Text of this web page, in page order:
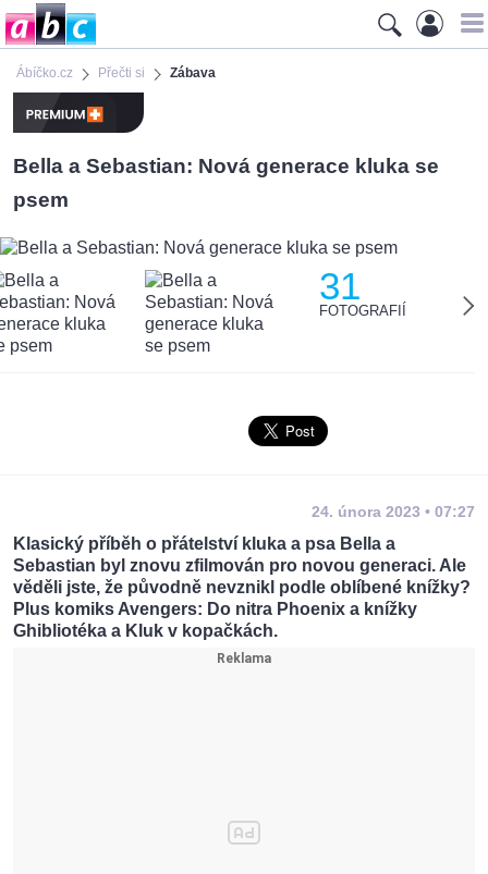
Ábíčko.cz Přečti si Zábava
Bella a Sebastian: Nová generace kluka se
psem
31
FOTOGRAFIÍ
24. února 2023 • 07:27
Klasický příběh o přátelství kluka a psa Bella a
Sebastian byl znovu zfilmován pro novou generaci. Ale
věděli jste, že původně nevznikl podle oblíbené knížky?
Plus komiks Avengers: Do nitra Phoenix a knížky
Ghibliotéka a Kluk v kopačkách.